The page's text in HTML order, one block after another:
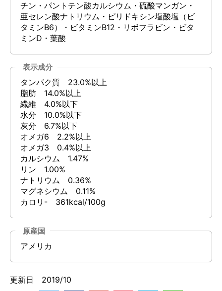
チン・パントテン酸カルシウム・硫酸マンガン・
亜セレン酸ナトリウム・ピリドキシン塩酸塩（ビ
タミンB6）・ビタミンB12・リボフラビン・ビタ
ミンD・葉酸
表示成分
タンパク質 23.0%以上
脂肪 14.0%以上
繊維 4.0%以下
水分 10.0%以下
灰分 6.7%以下
オメガ6 2.2%以上
オメガ3 0.4%以上
カルシウム 1.47%
リン 1.00%
ナトリウム 0.36%
マグネシウム 0.11%
カロリ- 361kcal/100g
原産国
アメリカ
更新日 2019/10